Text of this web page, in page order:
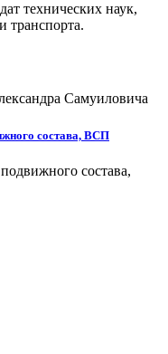
технических наук,
транспорта.
Самуиловича
состава, ВСП
состава,